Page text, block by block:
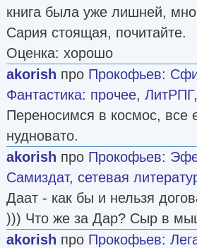
книга была уже лишней,
Сария стоящая, почитайте.
Оценка: хорошо
akorish про Прокофьев:
Фантастика: прочее, ЛитРПГ,
Переносимся в космос, все
нудновато.
akorish про Прокофьев:
Самиздат, сетевая
Даат - как бы и нельзя
))) Что же за Дар? Сыр в
akorish про Прокофьев: